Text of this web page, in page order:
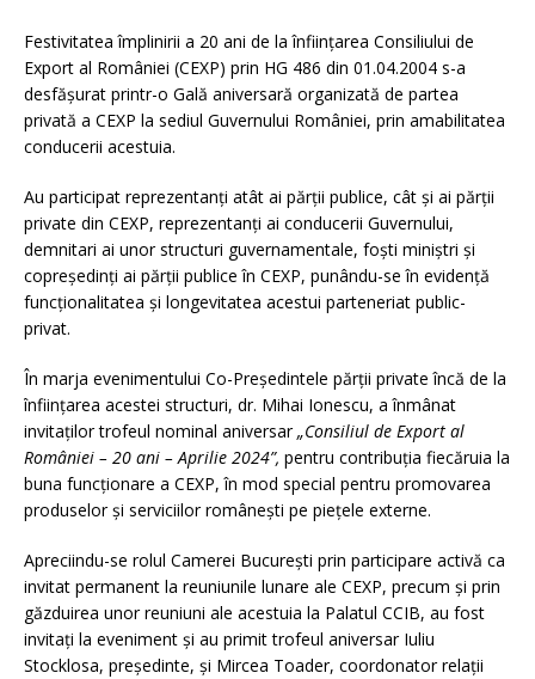
Festivitatea împlinirii a 20 ani de la înființarea Consiliului de
Export al României (CEXP) prin HG 486 din 01.04.2004 s-a
desfășurat printr-o Gală aniversară organizată de partea
privată a CEXP la sediul Guvernului României, prin amabilitatea
conducerii acestuia.
Au participat reprezentanți atât ai părții publice, cât și ai părții
private din CEXP, reprezentanți ai conducerii Guvernului,
demnitari ai unor structuri guvernamentale, foști miniștri și
copreședinți ai părții publice în CEXP, punându-se în evidență
funcționalitatea și longevitatea acestui parteneriat public-
privat.
În marja evenimentului Co-Președintele părții private încă de la
înființarea acestei structuri, dr. Mihai Ionescu, a înmânat
invitaților trofeul nominal aniversar„Consiliul de Export al
României – 20 ani – Aprilie 2024”, pentru contribuția fiecăruia la
buna funcționare a CEXP, în mod special pentru promovarea
produselor și serviciilor românești pe piețele externe.
Apreciindu-se rolul Camerei București prin participare activă ca
invitat permanent la reuniunile lunare ale CEXP, precum și prin
găzduirea unor reuniuni ale acestuia la Palatul CCIB, au fost
invitați la eveniment și au primit trofeul aniversar Iuliu
Stocklosa, președinte, și Mircea Toader, coordonator relații